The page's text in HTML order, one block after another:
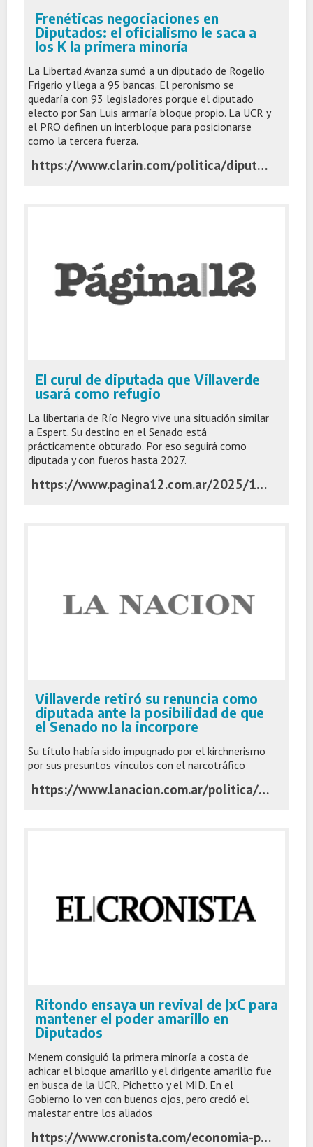
Frenéticas negociaciones en
Diputados: el oficialismo le saca a
los K la primera minoría
La Libertad Avanza sumó a un diputado de Rogelio
Frigerio y llega a 95 bancas. El peronismo se
quedaría con 93 legisladores porque el diputado
electo por San Luis armaría bloque propio. La UCR y
el PRO definen un interbloque para posicionarse
como la tercera fuerza.
https://www.clarin.com/politica/diputados-catamarca-confirmaron-dejan-bloque-union-patria-oficialismo-conseguiria-primera-minoria_0_hfld4lrmAR.html
El curul de diputada que Villaverde
usará como refugio
La libertaria de Río Negro vive una situación similar
a Espert. Su destino en el Senado está
prácticamente obturado. Por eso seguirá como
diputada y con fueros hasta 2027.
https://www.pagina12.com.ar/2025/12/03/el-curul-de-diputada-que-villaverde-usara-como-refugio/
Villaverde retiró su renuncia como
diputada ante la posibilidad de que
el Senado no la incorpore
Su título había sido impugnado por el kirchnerismo
por sus presuntos vínculos con el narcotráfico
https://www.lanacion.com.ar/politica/villaverde-retiro-su-renuncia-como-diputada-ante-la-posibilidad-de-que-el-senado-no-la-incorpore-nid02122025/
Ritondo ensaya un revival de JxC para
mantener el poder amarillo en
Diputados
Menem consiguió la primera minoría a costa de
achicar el bloque amarillo y el dirigente amarillo fue
en busca de la UCR, Pichetto y el MID. En el
Gobierno lo ven con buenos ojos, pero creció el
malestar entre los aliados
https://www.cronista.com/economia-politica/lla-le-desguazo-el-bloque-a-ritondo-y-el-pro-ensaya-un-revival-de-jxc-como-alternativa/?_gl=1*crpb6p*_up*MQ..*_gs*MQ..&gclid=EAIaIQobChMIrKj1oJKhkQMV-ZfuAR09vA0XEAAYASAAEgI20_D_BwE&gbraid=0AAAAAo4qdjyBuJ1jwmYZz8gU3WJm1DtQU